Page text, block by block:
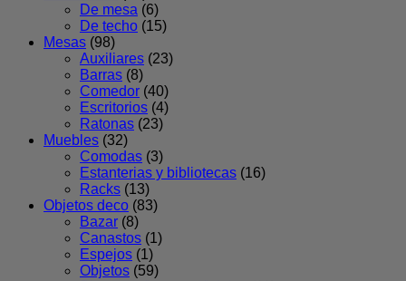
De mesa (6)
De techo (15)
Mesas (98)
Auxiliares (23)
Barras (8)
Comedor (40)
Escritorios (4)
Ratonas (23)
Muebles (32)
Comodas (3)
Estanterias y bibliotecas (16)
Racks (13)
Objetos deco (83)
Bazar (8)
Canastos (1)
Espejos (1)
Objetos (59)